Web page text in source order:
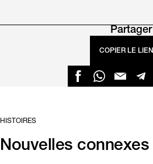
Partager
COPIER LE LIEN
HISTOIRES
Nouvelles connexes